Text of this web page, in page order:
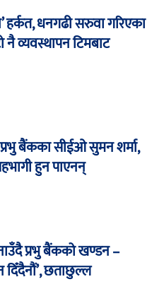
हर्कत, धनगढी सरुवा गरिएका
नै व्यवस्थापन टिमबाट
बैंकका सीईओ सुमन शर्मा,
हुन पाएनन्
प्रभु बैंकको खण्डन –
दिँदैनौं’, छताछुल्ल